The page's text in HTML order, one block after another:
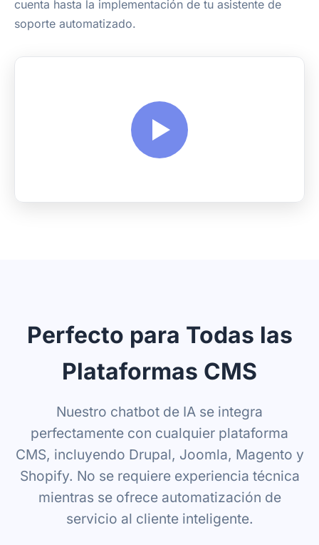
cuenta hasta la implementación de tu asistente de
soporte automatizado.
Perfecto para Todas las
Plataformas CMS
Nuestro chatbot de IA se integra
perfectamente con cualquier plataforma
CMS, incluyendo Drupal, Joomla, Magento y
Shopify. No se requiere experiencia técnica
mientras se ofrece automatización de
servicio al cliente inteligente.